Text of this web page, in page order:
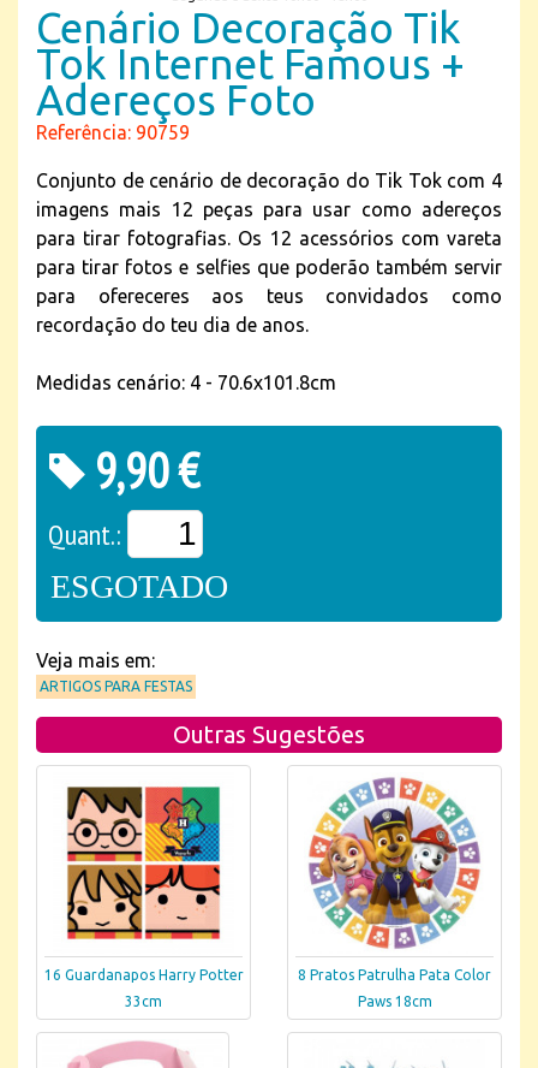
Cenário Decoração Tik
Tok Internet Famous +
Adereços Foto
Referência: 90759
Conjunto de cenário de decoração do Tik Tok com 4
imagens mais 12 peças para usar como adereços
para tirar fotografias. Os 12 acessórios com vareta
para tirar fotos e selfies que poderão também servir
para ofereceres aos teus convidados como
recordação do teu dia de anos.
Medidas cenário: 4 - 70.6x101.8cm
9,90 €
Quant.:
ESGOTADO
Veja mais em:
ARTIGOS PARA FESTAS
Outras Sugestões
16 Guardanapos Harry Potter
33cm
8 Pratos Patrulha Pata Color
Paws 18cm